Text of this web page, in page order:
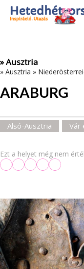
Az oldal sütiket
Adatvédelmi tájékoztató
» Ausztria
» Ausztria »
ARABURG
Alsó-Ausztria Vár
Ezt a helyet még nem